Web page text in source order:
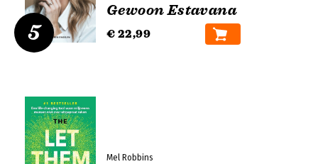
5
Gewoon Estavana
€ 22,99
Mel Robbins